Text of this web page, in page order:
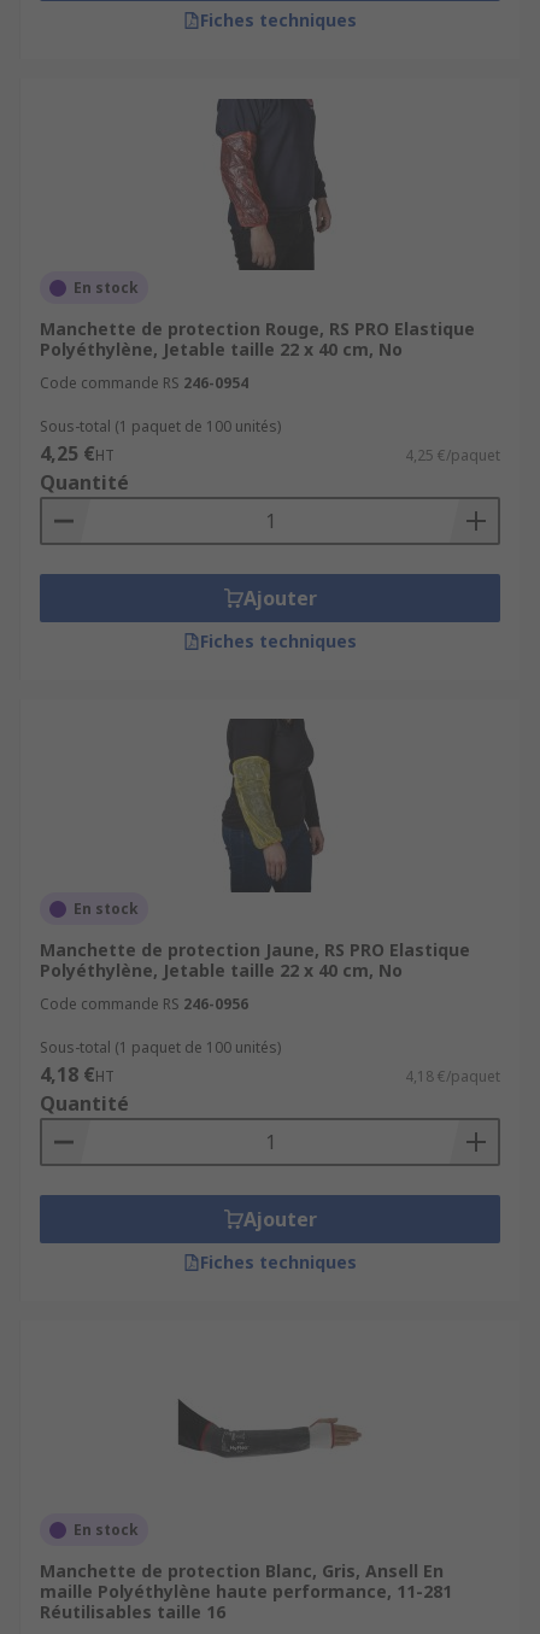
Fiches techniques
En stock
Manchette de protection Rouge, RS PRO Elastique
Polyéthylène, Jetable taille 22 x 40 cm, No
Code commande RS 246-0954
Sous-total (1 paquet de 100 unités)
4,25 €HT 4,25 €/paquet
Quantité
Ajouter
Fiches techniques
En stock
Manchette de protection Jaune, RS PRO Elastique
Polyéthylène, Jetable taille 22 x 40 cm, No
Code commande RS 246-0956
Sous-total (1 paquet de 100 unités)
4,18 €HT 4,18 €/paquet
Quantité
Ajouter
Fiches techniques
En stock
Manchette de protection Blanc, Gris, Ansell En
maille Polyéthylène haute performance, 11-281
Réutilisables taille 16